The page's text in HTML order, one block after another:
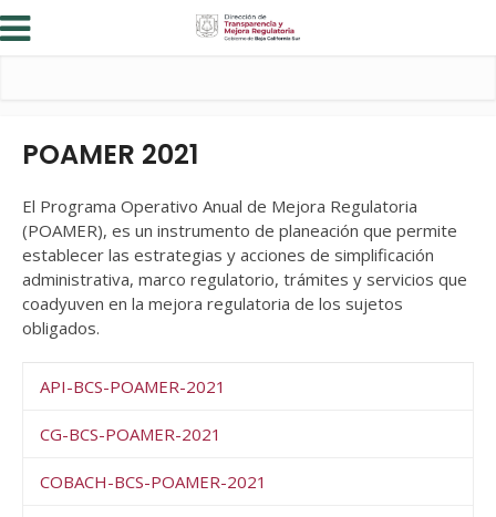
POAMER 2021
El Programa Operativo Anual de Mejora Regulatoria
(POAMER), es un instrumento de planeación que permite
establecer las estrategias y acciones de simplificación
administrativa, marco regulatorio, trámites y servicios que
coadyuven en la mejora regulatoria de los sujetos
obligados.
API-BCS-POAMER-2021
CG-BCS-POAMER-2021
COBACH-BCS-POAMER-2021